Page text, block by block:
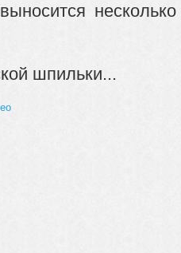
шпильки...